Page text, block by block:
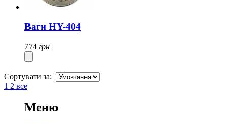
Ваги HY-404
774 грн
Сортувати за:
1 2 все
Меню